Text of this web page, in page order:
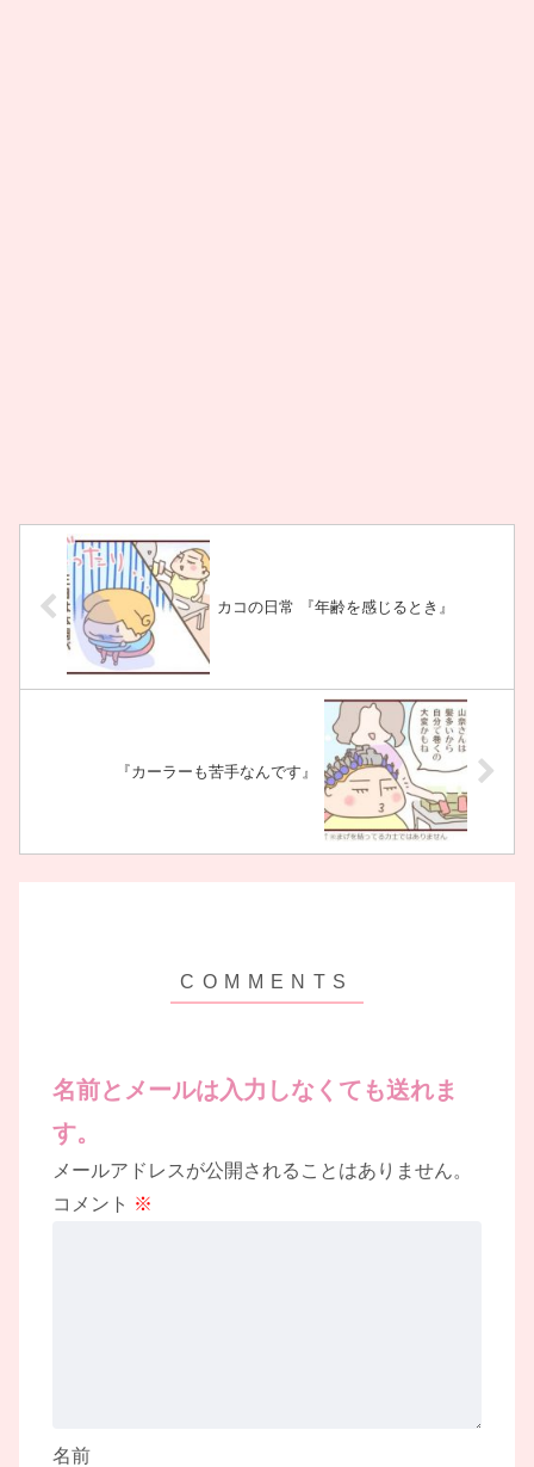
カコの日常 『年齢を感じるとき』
『カーラーも苦手なんです』
名前とメールは入力しなくても送れま
す。
メールアドレスが公開されることはありません。
コメント ※
名前